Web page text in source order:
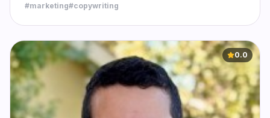
#marketing#copywriting
0.0